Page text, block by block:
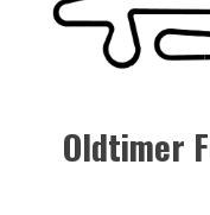
Oldtimer